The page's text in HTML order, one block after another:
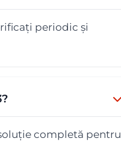
periodic și
completă pentru